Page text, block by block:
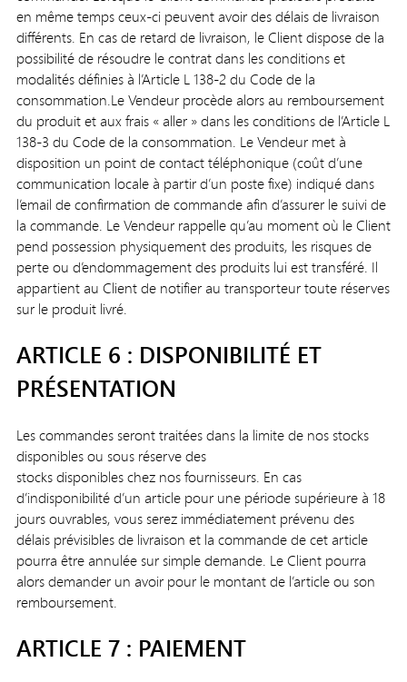
en même temps ceux-ci peuvent avoir des délais de livraison
différents. En cas de retard de livraison, le Client dispose de la
possibilité de résoudre le contrat dans les conditions et
modalités définies à l’Article L 138-2 du Code de la
consommation.Le Vendeur procède alors au remboursement
du produit et aux frais « aller » dans les conditions de l’Article L
138-3 du Code de la consommation. Le Vendeur met à
disposition un point de contact téléphonique (coût d’une
communication locale à partir d’un poste fixe) indiqué dans
l’email de confirmation de commande afin d’assurer le suivi de
la commande. Le Vendeur rappelle qu’au moment où le Client
pend possession physiquement des produits, les risques de
perte ou d’endommagement des produits lui est transféré. Il
appartient au Client de notifier au transporteur toute réserves
sur le produit livré.
ARTICLE 6 : DISPONIBILITÉ ET
PRÉSENTATION
Les commandes seront traitées dans la limite de nos stocks
disponibles ou sous réserve des
stocks disponibles chez nos fournisseurs. En cas
d’indisponibilité d’un article pour une période supérieure à 18
jours ouvrables, vous serez immédiatement prévenu des
délais prévisibles de livraison et la commande de cet article
pourra être annulée sur simple demande. Le Client pourra
alors demander un avoir pour le montant de l’article ou son
remboursement.
ARTICLE 7 : PAIEMENT